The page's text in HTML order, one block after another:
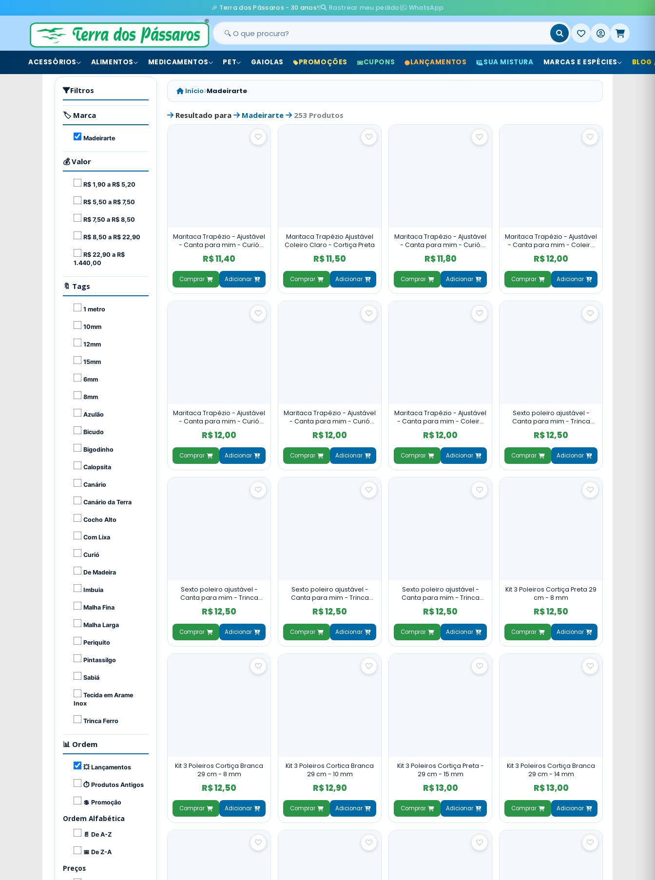
🎉 Terra dos Pássaros - 30 anos!| Rastrear meu pedido| WhatsApp
ACESSÓRIOS ALIMENTOS MEDICAMENTOS PET GAIOLAS PROMOÇÕES CUPONS LANÇAMENTOS SUA MISTURA MARCAS E ESPÉCIES BLOG
Filtros
🏷️ Marca
Madeirarte
💰 Valor
R$ 1,90 a R$ 5,20
R$ 5,50 a R$ 7,50
R$ 7,50 a R$ 8,50
R$ 8,50 a R$ 22,90
R$ 22,90 a R$
1.440,00
🔖 Tags
1 metro
10mm
12mm
15mm
6mm
8mm
Azulão
Bicudo
Bigodinho
Calopsita
Canário
Canário da Terra
Cocho Alto
Com Lixa
Curió
De Madeira
Imbuia
Malha Fina
Malha Larga
Periquito
Pintassilgo
Sabiá
Tecida em Arame
Inox
Trinca Ferro
📊 Ordem
💥 Lançamentos
⏱ Produtos Antigos
💲 Promoção
Ordem Alfabética
📄 De A-Z
📅 De Z-A
Preços
Início Madeirarte
Resultado para Madeirarte 253 Produtos
Maritaca Trapézio - Ajustável
- Canta para mim - Curió
Claro - Cortiça Preta
R$ 11,40
Comprar Adicionar
Maritaca Trapézio Ajustável
Coleiro Claro - Cortiça Preta
R$ 11,50
Comprar Adicionar
Maritaca Trapézio - Ajustável
- Canta para mim - Curió
Escuro - Cortiça Branca
R$ 11,80
Comprar Adicionar
Maritaca Trapézio - Ajustável
- Canta para mim - Coleiro
Escuro - Frisado
R$ 12,00
Comprar Adicionar
Maritaca Trapézio - Ajustável
- Canta para mim - Curió
Escuro - Frisado
R$ 12,00
Comprar Adicionar
Maritaca Trapézio - Ajustável
- Canta para mim - Curió
Escuro - Cortiça Preta
R$ 12,00
Comprar Adicionar
Maritaca Trapézio - Ajustável
- Canta para mim - Coleiro
Escuro - Cortiça Preta
R$ 12,00
Comprar Adicionar
Sexto poleiro ajustável -
Canta para mim - Trinca
Escuro - Cortiça Branca
R$ 12,50
Comprar Adicionar
Sexto poleiro ajustável -
Canta para mim - Trinca
Claro - Cortiça Branca
R$ 12,50
Comprar Adicionar
Sexto poleiro ajustável -
Canta para mim - Trinca
Escuro - Cortiça Preta
R$ 12,50
Comprar Adicionar
Sexto poleiro ajustável -
Canta para mim - Trinca
Claro - Cortiça Preta
R$ 12,50
Comprar Adicionar
Kit 3 Poleiros Cortiça Preta 29
cm - 8 mm
R$ 12,50
Comprar Adicionar
Kit 3 Poleiros Cortiça Branca
29 cm - 8 mm
R$ 12,50
Comprar Adicionar
Kit 3 Poleiros Cortica Branca
29 cm - 10 mm
R$ 12,90
Comprar Adicionar
Kit 3 Poleiros Cortiça Preta -
29 cm - 15 mm
R$ 13,00
Comprar Adicionar
Kit 3 Poleiros Cortiça Branca
29 cm - 14 mm
R$ 13,00
Comprar Adicionar